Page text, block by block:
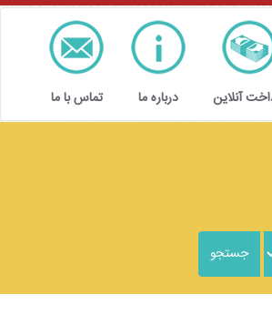
آنلاین درباره ما تماس با ما